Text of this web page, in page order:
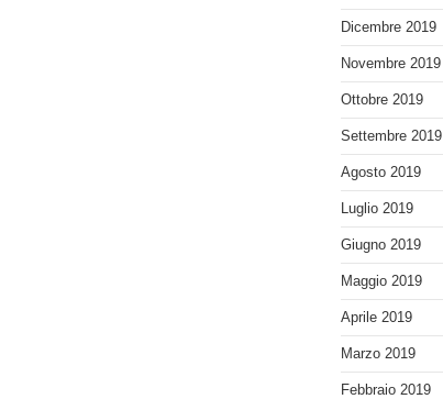
Dicembre 2019
Novembre 2019
Ottobre 2019
Settembre 2019
Agosto 2019
Luglio 2019
Giugno 2019
Maggio 2019
Aprile 2019
Marzo 2019
Febbraio 2019